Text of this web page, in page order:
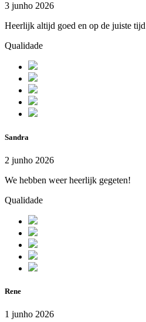
3 junho 2026
Heerlijk altijd goed en op de juiste tijd
Qualidade
Sandra
2 junho 2026
We hebben weer heerlijk gegeten!
Qualidade
Rene
1 junho 2026